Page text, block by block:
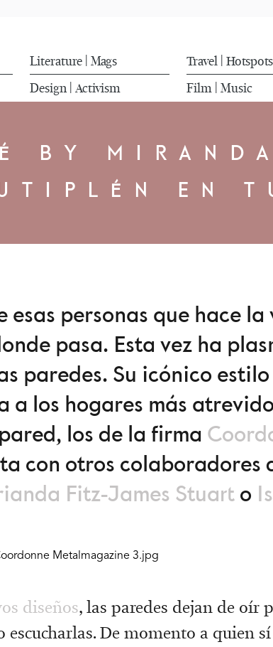
Literature Mags Travel Hotspots
Design Activism Film Music
BY
EN
esas personas que hace
pasa. Esta vez ha
paredes. Su icónico
los hogares más
los de la firma
con otros colaboradores
Fitz-James Stuart o
diseños, las paredes dejan de oír
escucharlas. De momento a quien sí